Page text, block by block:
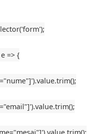
('form');
e => {
).value.trim();
).value.trim();